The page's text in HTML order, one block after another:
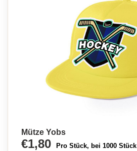
Mütze Yobs
€1,80 Pro Stück, bei 1000 Stück